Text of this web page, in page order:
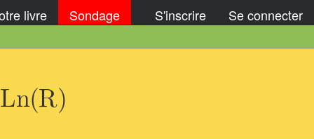
livre Sondage S'inscrire Se connecter